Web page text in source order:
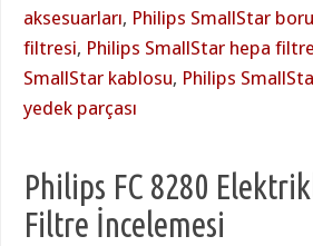
aksesuarları, Philips SmallStar
filtresi, Philips SmallStar hepa
SmallStar kablosu, Philips
yedek parçası
Philips FC 8280
Filtre İncelemesi